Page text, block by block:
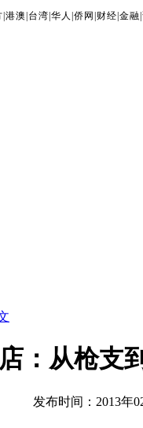
|港澳 台湾 |华人 |侨网 财经 |金融 |
：从枪支
发布时间：2013年